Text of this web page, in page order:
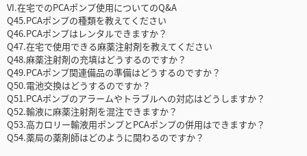
VI.在宅でのPCAポンプ使用についてのQ&A
Q45.PCAポンプの種類を教えてください
Q46.PCAポンプはレンタルできますか？
Q47.在宅で使用できる麻薬注射剤を教えてください
Q48.麻薬注射剤の充填はどうするのですか？
Q49.PCAポンプ関連備品の準備はどうするのですか？
Q50.電池交換はどうするのですか？
Q51.PCAポンプのアラームやトラブルへの対応はどうしますか？
Q52.輸液に麻薬注射剤を混注できますか？
Q53.高カロリー輸液用ポンプとPCAポンプの併用はできますか？
Q54.薬局の薬剤師はどのように関わるのですか？